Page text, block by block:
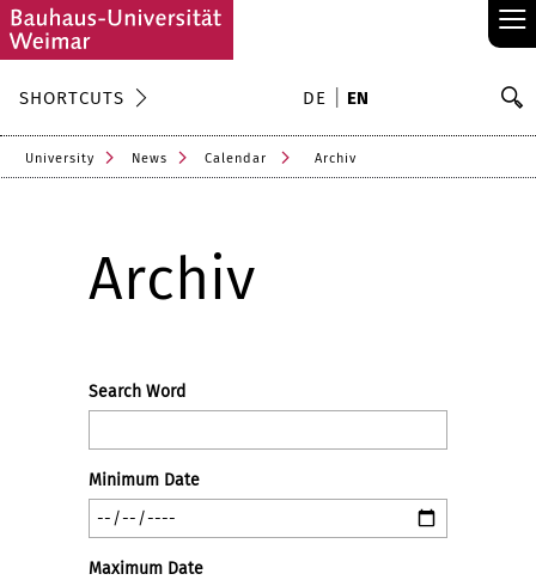
≡
SHORTCUTS DE EN
University News Calendar Archiv
Archiv
Search Word
Minimum Date
Maximum Date